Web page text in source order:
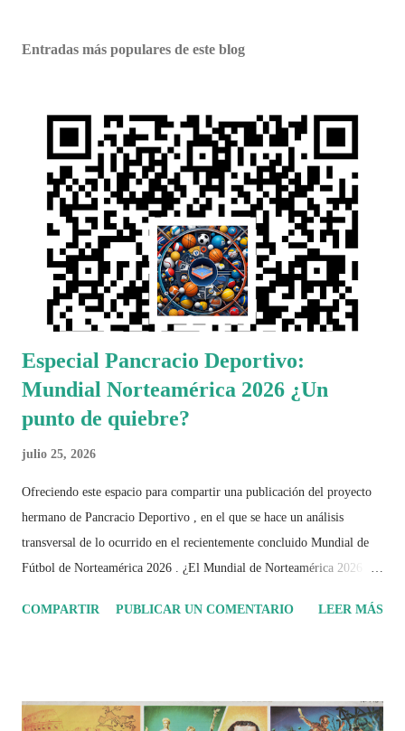
Entradas más populares de este blog
Especial Pancracio Deportivo:
Mundial Norteamérica 2026 ¿Un
punto de quiebre?
julio 25, 2026
Ofreciendo este espacio para compartir una publicación del proyecto
hermano de Pancracio Deportivo , en el que se hace un análisis
transversal de lo ocurrido en el recientemente concluido Mundial de
Fútbol de Norteamérica 2026 . ¿El Mundial de Norteamérica 2026 ha
el recorrido de cada selección con infografías inspiradas en la
2026 ¿Un punto de quiebre?" Este especial de Pancracio Deportivo no
COMPARTIR PUBLICAR UN COMENTARIO LEER MÁS